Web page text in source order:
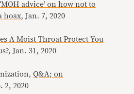
‘MOH advice’ on how not to
hoax, Jan. 7, 2020
A Moist Throat Protect You
, Jan. 31, 2020
Q&A; on
2, 2020